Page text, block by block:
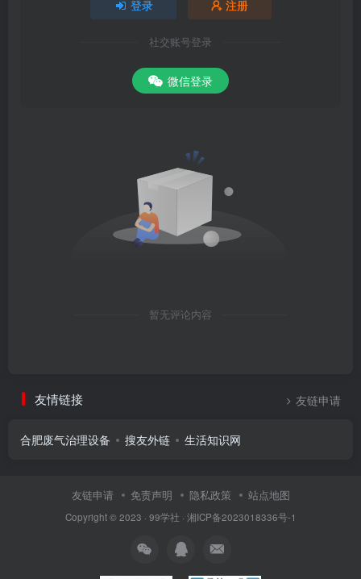
登录 注册
社交账号登录
微信登录
暂无评论内容
友情链接 友链申请
合肥废气治理设备 搜友外链 生活知识网
友链申请 免责声明 隐私政策 站点地图
Copyright © 2023 · 99学社 · 湘ICP备2023018336号-1